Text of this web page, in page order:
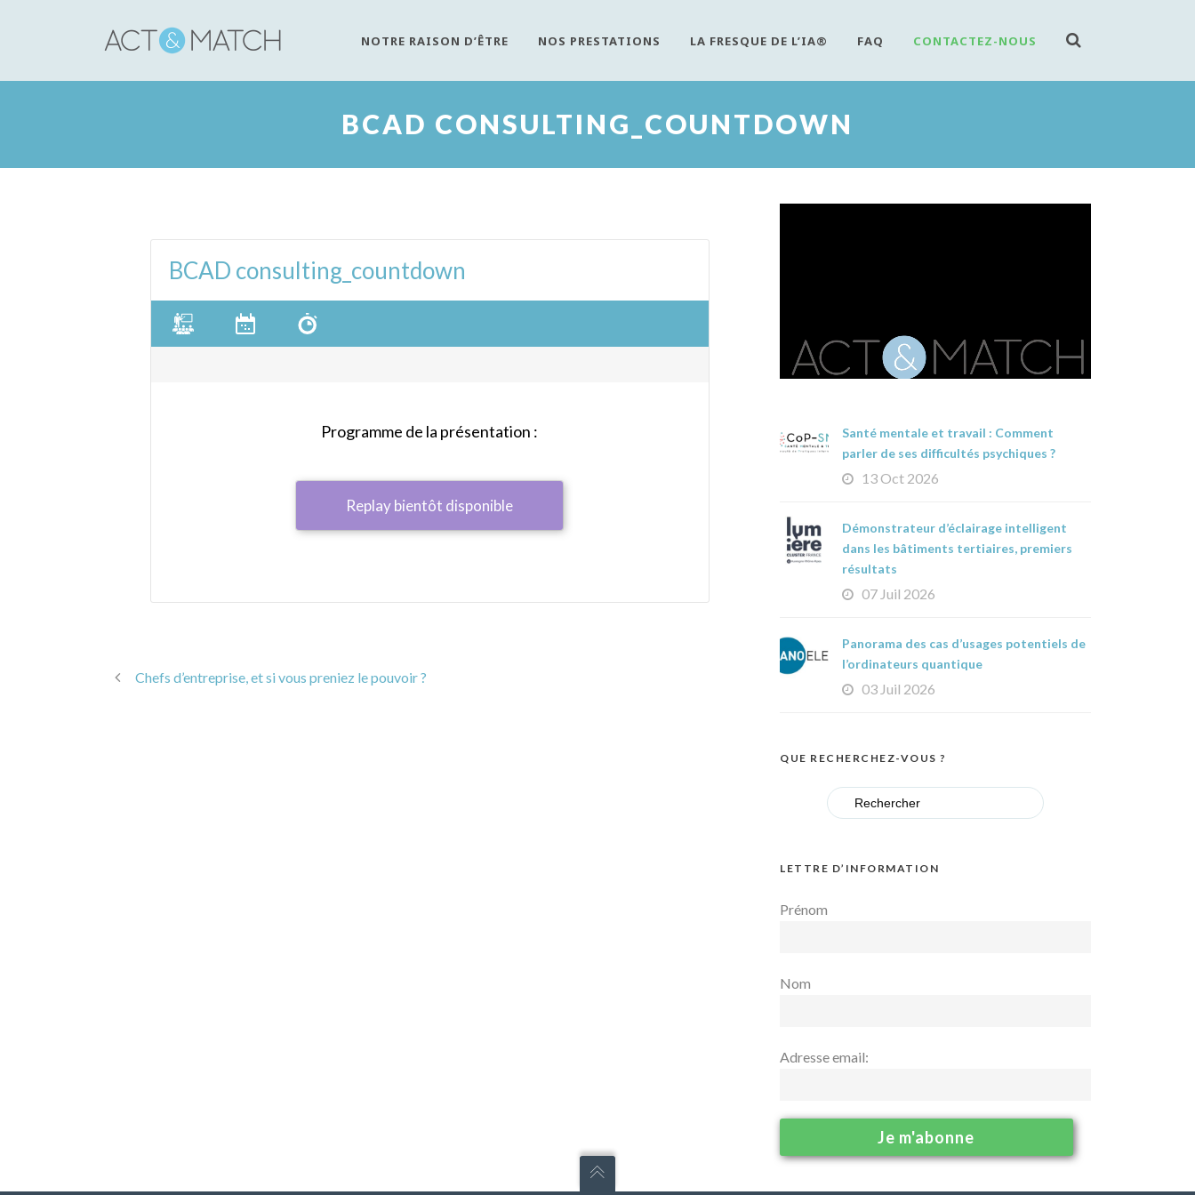
NOTRE RAISON D’ÊTRE NOS PRESTATIONS LA FRESQUE DE L’IA® FAQ CONTACTEZ-NOUS
BCAD CONSULTING_COUNTDOWN
BCAD consulting_countdown
Programme de la présentation :
Replay bientôt disponible
Chefs d’entreprise, et si vous preniez le pouvoir ?
Santé mentale et travail : Comment
parler de ses difficultés psychiques ?
13 Oct 2026
Démonstrateur d’éclairage intelligent
dans les bâtiments tertiaires, premiers
résultats
07 Juil 2026
Panorama des cas d’usages potentiels de
l’ordinateurs quantique
03 Juil 2026
QUE RECHERCHEZ-VOUS ?
Search
for:
LETTRE D’INFORMATION
Prénom
Nom
Adresse email: